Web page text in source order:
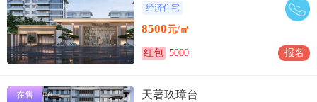
经济住宅
8500元/㎡
红包 5000 报名
在售 天著玖璋台